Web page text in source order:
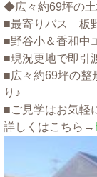
◆広々約69坪の
■最寄りバス 板
■野谷小＆香和中
■現況更地で即引
■広々約69坪の整
り♪
■ご見学はお気軽
詳しくはこちら→